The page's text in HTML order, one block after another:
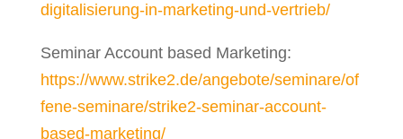
digitalisierung-in-marketing-und-vertrieb/
Seminar Account based Marketing:
https://www.strike2.de/angebote/seminare/of
fene-seminare/strike2-seminar-account-
based-marketing/